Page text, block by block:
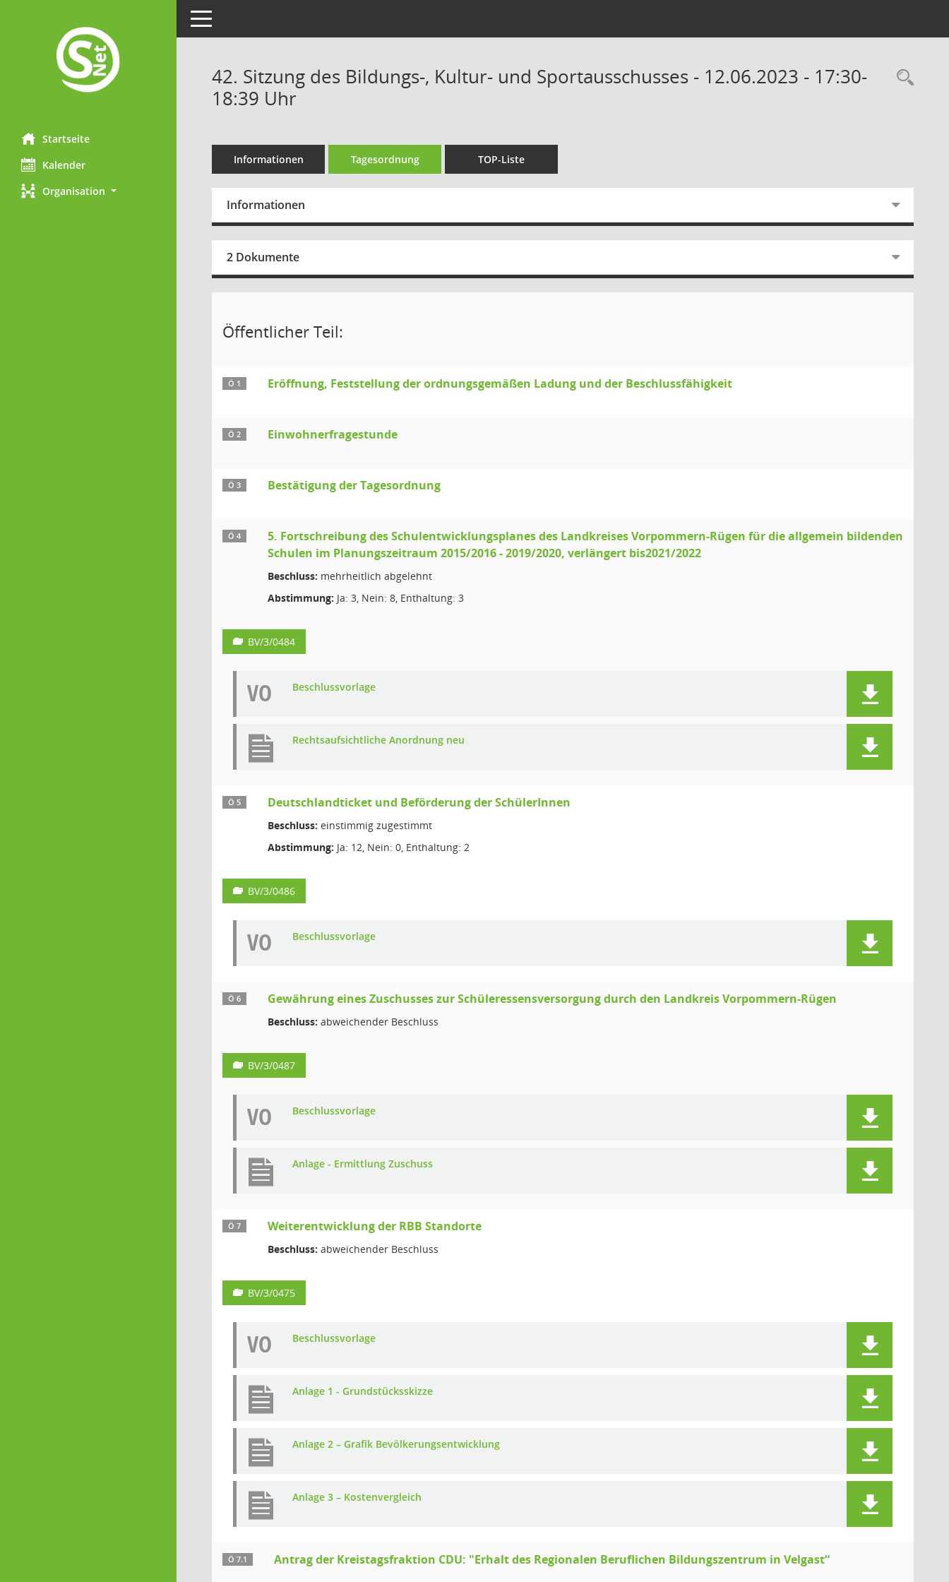
Startseite
Kalender
Organisation
Toggle navigation
42. Sitzung des Bildungs-, Kultur- und Sportausschusses - 12.06.2023 - 17:30-
18:39 Uhr
Informationen Tagesordnung TOP-Liste
Informationen
2 Dokumente
Öffentlicher Teil:
Ö 1 Eröffnung, Feststellung der ordnungsgemäßen Ladung und der Beschlussfähigkeit
Ö 2 Einwohnerfragestunde
Ö 3 Bestätigung der Tagesordnung
Ö 4
5. Fortschreibung des Schulentwicklungsplanes des Landkreises Vorpommern-Rügen für die allgemein bildenden
Schulen im Planungszeitraum 2015/2016 - 2019/2020, verlängert bis2021/2022
Beschluss: mehrheitlich abgelehnt
Abstimmung: Ja: 3, Nein: 8, Enthaltung: 3
BV/3/0484
VO Beschlussvorlage
Rechtsaufsichtliche Anordnung neu
Ö 5 Deutschlandticket und Beförderung der SchülerInnen
Beschluss: einstimmig zugestimmt
Abstimmung: Ja: 12, Nein: 0, Enthaltung: 2
BV/3/0486
VO Beschlussvorlage
Ö 6 Gewährung eines Zuschusses zur Schüleressensversorgung durch den Landkreis Vorpommern-Rügen
Beschluss: abweichender Beschluss
BV/3/0487
VO Beschlussvorlage
Anlage - Ermittlung Zuschuss
Ö 7 Weiterentwicklung der RBB Standorte
Beschluss: abweichender Beschluss
BV/3/0475
VO Beschlussvorlage
Anlage 1 - Grundstücksskizze
Anlage 2 – Grafik Bevölkerungsentwicklung
Anlage 3 – Kostenvergleich
Ö 7.1 Antrag der Kreistagsfraktion CDU: "Erhalt des Regionalen Beruflichen Bildungszentrum in Velgast“